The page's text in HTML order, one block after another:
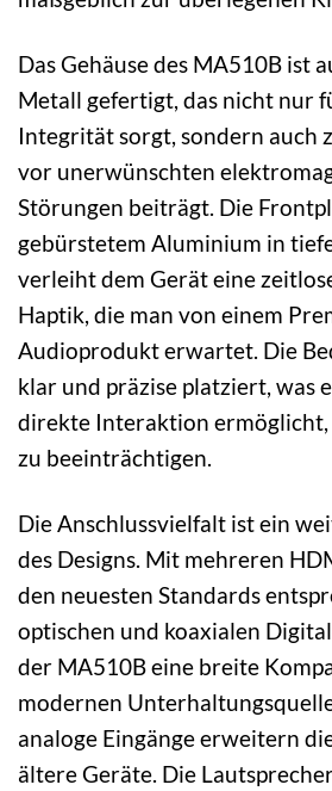
Das Gehäuse des MA510B ist
Metall gefertigt, das nicht nur
Integrität sorgt, sondern auch
vor unerwünschten
Störungen beiträgt. Die
gebürstetem Aluminium in
verleiht dem Gerät eine
Haptik, die man von einem
Audioprodukt erwartet. Die
klar und präzise platziert, was
direkte Interaktion
zu beeinträchtigen.
Die Anschlussvielfalt ist ein
des Designs. Mit mehreren
den neuesten Standards
optischen und koaxialen
der MA510B eine breite
modernen
analoge Eingänge erweitern
ältere Geräte. Die